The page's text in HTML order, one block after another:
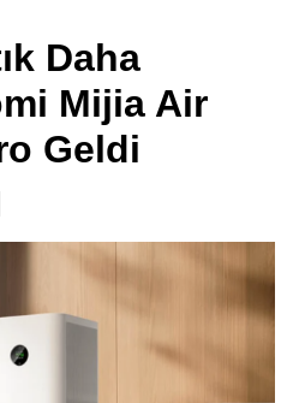
Daha
Mijia Air
Geldi